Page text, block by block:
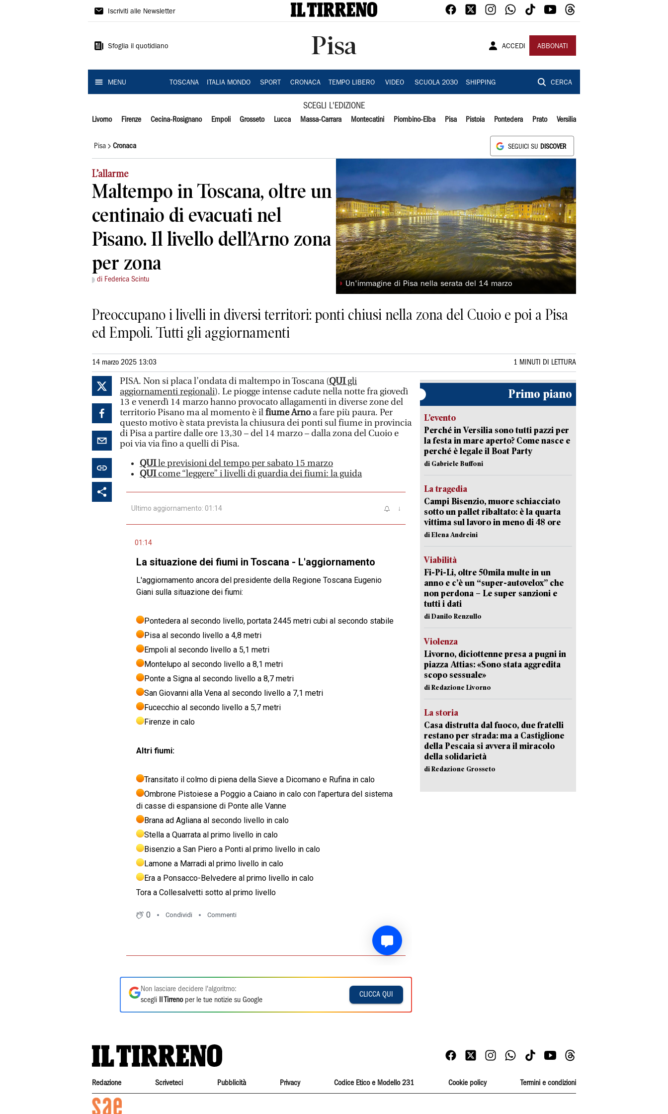
Il
Iscriviti alle Newsletter
Sfoglia il quotidiano Pisa ACCEDI ABBONATI
MENU TOSCANA ITALIA MONDO SPORT CRONACA TEMPO LIBERO VIDEO SCUOLA 2030 SHIPPING CERCA
SCEGLI L'EDIZIONE
Livorno Firenze Cecina-Rosignano Empoli Grosseto Lucca Massa-Carrara Montecatini Piombino-Elba Pisa Pistoia Pontedera Prato Versilia
Pisa Cronaca SEGUICI SU DISCOVER
L’allarme
Maltempo in Toscana, oltre un
centinaio di evacuati nel
Pisano. Il livello dell’Arno zona
per zona
di Federica Scintu
◗ Un'immagine di Pisa nella serata del 14 marzo
Preoccupano i livelli in diversi territori: ponti chiusi nella zona del Cuoio e poi a Pisa
ed Empoli. Tutti gli aggiornamenti
14 marzo 2025 13:03 1 MINUTI DI LETTURA
PISA. Non si placa l’ondata di maltempo in Toscana (QUIgli
aggiornamenti regionali). Le piogge intense cadute nella notte fra giovedì
13 e venerdì 14 marzo hanno provocato allagamenti in diverse zone del
territorio Pisano ma al momento è ilfiume Arnoa fare più paura. Per
questo motivo è stata prevista la chiusura dei ponti sul fiume in provincia
di Pisa a partire dalle ore 13,30 – del 14 marzo – dalla zona del Cuoio e
poi via via fino a quelli di Pisa.
QUIle previsioni del tempo per sabato 15 marzo
QUIcome “leggere” i livelli di guardia dei fiumi: la guida
Non lasciare decidere l'algoritmo:
scegli
Il Tirrenoper le tue notizie su Google
CLICCA QUI
Primo piano
L’evento
Perché in Versilia sono tutti pazzi per
la festa in mare aperto? Come nasce e
perché è legale il Boat Party
di Gabriele Buffoni
La tragedia
Campi Bisenzio, muore schiacciato
sotto un pallet ribaltato: è la quarta
vittima sul lavoro in meno di 48 ore
di Elena Andreini
Viabilità
Fi-Pi-Li, oltre 50mila multe in un
anno e c’è un “super-autovelox” che
non perdona – Le super sanzioni e
tutti i dati
di Danilo Renzullo
Violenza
Livorno, diciottenne presa a pugni in
piazza Attias: «Sono stata aggredita
scopo sessuale»
di Redazione Livorno
La storia
Casa distrutta dal fuoco, due fratelli
restano per strada: ma a Castiglione
della Pescaia si avvera il miracolo
della solidarietà
di Redazione Grosseto
Redazione Scriveteci Pubblicità Privacy Codice Etico e Modello 231 Cookie policy Termini e condizioni